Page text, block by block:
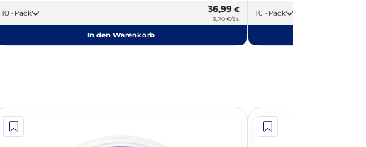
10 -Pack 36,99 €
3,70 €/St.
In den Warenkorb
10 -Pack